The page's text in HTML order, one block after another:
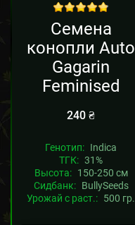
Семена
конопли Auto
Gagarin
Feminised
240₴
Генотип: Indica
ТГК: 31%
Высота: 150-250 см
Сидбанк: BullySeeds
Урожай с раст.: 500 гр.